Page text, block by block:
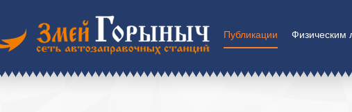
Публикации Физическим